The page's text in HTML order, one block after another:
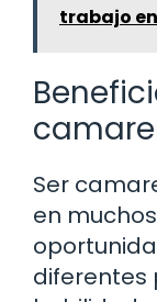
trabajo
Ser
en
diferentes